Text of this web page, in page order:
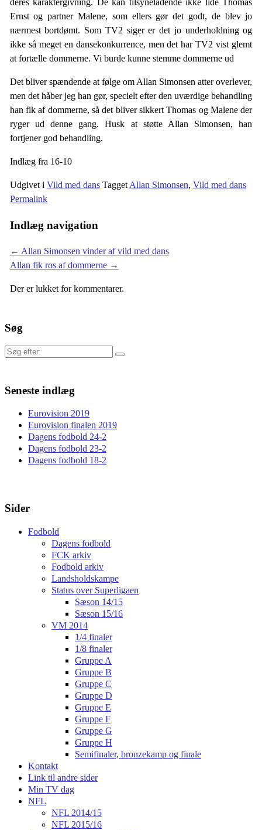
deres karaktergivning. De kan tilsyneladende ikke lide Thomas
Ernst og partner Malene, som ellers gør det godt, de blev jo
nærmest bortdømt. Som TV2 siger er det jo underholdning og
ikke så meget en dansekonkurrence, men det har TV2 vist glemt
at fortælle dommerne. Vi burde kunne stemme dommerne ud
Det bliver spændende at følge om Allan Simonsen atter overlever,
men det håber jeg han gør, specielt efter den uværdige behandling
han fik af dommerne, så det bliver sikkert Thomas og Malene der
ryger ud denne gang. Husk at støtte Allan Simonsen, han
fortjener god behandling.
Indlæg fra 16-10
Udgivet i Vild med dans Tagget Allan Simonsen, Vild med dans
Permalink
Indlæg navigation
← Allan Simonsen vinder af vild med dans
Allan fik ros af dommerne →
Der er lukket for kommentarer.
Søg
Søg
Seneste indlæg
Eurovision 2019
Eurovision finalen 2019
Dagens fodbold 24-2
Dagens fodbold 23-2
Dagens fodbold 18-2
Sider
Fodbold
Dagens fodbold
FCK arkiv
Fodbold arkiv
Landsholdskampe
Status over Superligaen
Sæson 14/15
Sæson 15/16
VM 2014
1/4 finaler
1/8 finaler
Gruppe A
Gruppe B
Gruppe C
Gruppe D
Gruppe E
Gruppe F
Gruppe G
Gruppe H
Semifinaler, bronzekamp og finale
Kontakt
Link til andre sider
Min TV dag
NFL
NFL 2014/15
NFL 2015/16